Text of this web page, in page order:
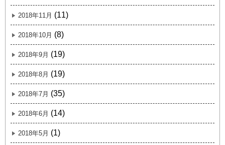
2018年11月 (11)
2018年10月 (8)
2018年9月 (19)
2018年8月 (19)
2018年7月 (35)
2018年6月 (14)
2018年5月 (1)